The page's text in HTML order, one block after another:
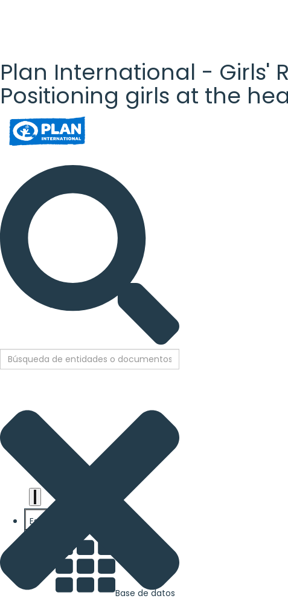
Plan International - Girls'
Positioning girls at the
Plan
International
- Girls'
Rights
Platform
- Girls'
rights
are
human
rights:
Positioning
the
heart of
the
international
agenda
Español
Base de datos